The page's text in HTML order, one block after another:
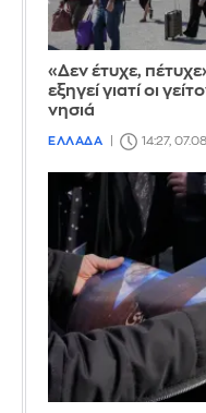
«Δεν έτυχε,
εξηγεί γιατί οι
νησιά
ΕΛΛΑΔΑ 14:27,